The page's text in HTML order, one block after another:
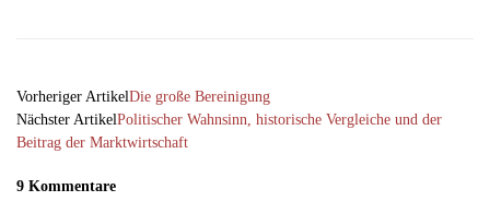
Vorheriger ArtikelDie große Bereinigung
Nächster ArtikelPolitischer Wahnsinn, historische Vergleiche und der
Beitrag der Marktwirtschaft
9 Kommentare